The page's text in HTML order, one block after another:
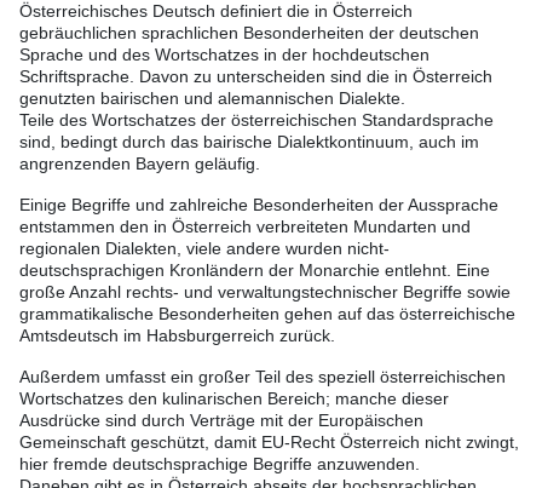
Österreichisches Deutsch definiert die in Österreich
gebräuchlichen sprachlichen Besonderheiten der deutschen
Sprache und des Wortschatzes in der hochdeutschen
Schriftsprache. Davon zu unterscheiden sind die in Österreich
genutzten bairischen und alemannischen Dialekte.
Teile des Wortschatzes der österreichischen Standardsprache
sind, bedingt durch das bairische Dialektkontinuum, auch im
angrenzenden Bayern geläufig.
Einige Begriffe und zahlreiche Besonderheiten der Aussprache
entstammen den in Österreich verbreiteten Mundarten und
regionalen Dialekten, viele andere wurden nicht-
deutschsprachigen Kronländern der Monarchie entlehnt. Eine
große Anzahl rechts- und verwaltungstechnischer Begriffe sowie
grammatikalische Besonderheiten gehen auf das österreichische
Amtsdeutsch im Habsburgerreich zurück.
Außerdem umfasst ein großer Teil des speziell österreichischen
Wortschatzes den kulinarischen Bereich; manche dieser
Ausdrücke sind durch Verträge mit der Europäischen
Gemeinschaft geschützt, damit EU-Recht Österreich nicht zwingt,
hier fremde deutschsprachige Begriffe anzuwenden.